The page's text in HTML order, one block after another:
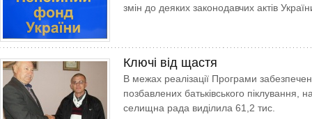
змін до деяких законодавчих актів
Ключі від щастя
В межах реалізації Програми
позбавлених батьківського піклування,
селищна рада виділила 61,2 тис.